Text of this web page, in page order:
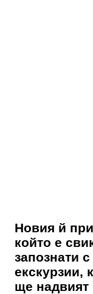
Новия й
който е
запознати
екскурзии,
ще надвият